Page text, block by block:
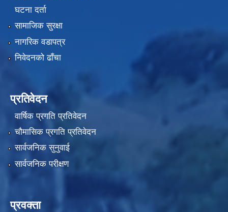
घटना दर्ता
सामाजिक सुरक्षा
नागरिक वडापत्र
निवेदनको ढाँचा
प्रतिवेदन
वार्षिक प्रगति प्रतिवेदन
चौमासिक प्रगति प्रतिवेदन
सार्वजनिक सुनुवाई
सार्वजनिक परीक्षण
प्रवक्ता